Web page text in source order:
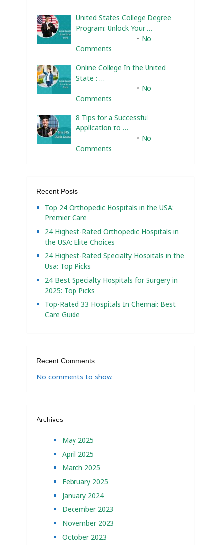
United States College Degree
Program: Unlock Your …
No
Comments
Online College In the United
State : …
No
Comments
8 Tips for a Successful
Application to …
No
Comments
Recent Posts
Top 24 Orthopedic Hospitals in the USA:
Premier Care
24 Highest-Rated Orthopedic Hospitals in
the USA: Elite Choices
24 Highest-Rated Specialty Hospitals in the
Usa: Top Picks
24 Best Specialty Hospitals for Surgery in
2025: Top Picks
Top-Rated 33 Hospitals In Chennai: Best
Care Guide
Recent Comments
No comments to show.
Archives
May 2025
April 2025
March 2025
February 2025
January 2024
December 2023
November 2023
October 2023